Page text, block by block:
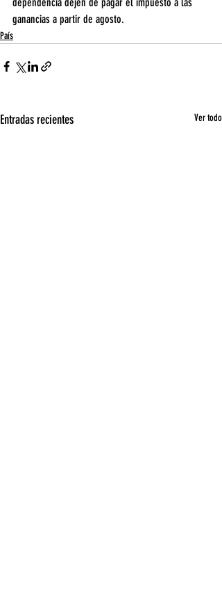
ganancias a partir de agosto.
País
Entradas recientes Ver todo